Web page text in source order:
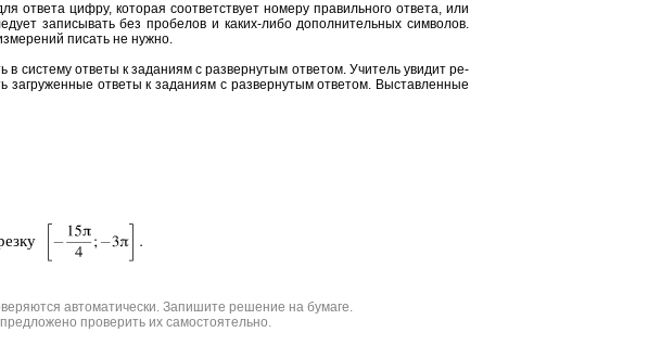
от­ве­та цифру, ко­то­рая со­от­вет­ству­ет но­ме­ру пра­виль­но­го от­ве­та, или
за­пи­сы­вать без про­бе­лов и каких-либо до­пол­ни­тель­ных сим­во­лов.
пи­сать не нужно.
в си­сте­му от­ве­ты к за­да­ни­ям с раз­вер­ну­тым от­ве­том. Учи­тель уви­дит ре­
за­гру­жен­ные от­ве­ты к за­да­ни­ям с раз­вер­ну­тым от­ве­том. Вы­став­лен­ные
автоматически. Запишите решение на бумаге.
проверить их самостоятельно.